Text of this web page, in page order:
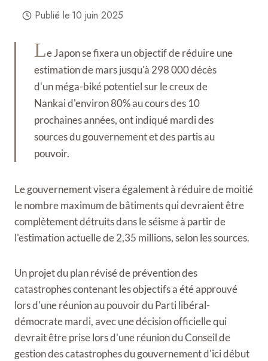
Publié le 10 juin 2025
Le Japon se fixera un objectif de réduire une
estimation de mars jusqu'à 298 000 décès
d'un méga-biké potentiel sur le creux de
Nankai d'environ 80% au cours des 10
prochaines années, ont indiqué mardi des
sources du gouvernement et des partis au
pouvoir.
Le gouvernement visera également à réduire de moitié
le nombre maximum de bâtiments qui devraient être
complètement détruits dans le séisme à partir de
l'estimation actuelle de 2,35 millions, selon les sources.
Un projet du plan révisé de prévention des
catastrophes contenant les objectifs a été approuvé
lors d'une réunion au pouvoir du Parti libéral-
démocrate mardi, avec une décision officielle qui
devrait être prise lors d'une réunion du Conseil de
gestion des catastrophes du gouvernement d'ici début